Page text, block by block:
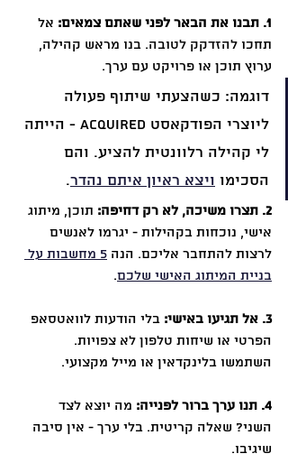
1. תבנו את הבאר לפני שאתם צמאים:
אל
תחכו להזדקק לטובה. בנו מראש קהילה,
ערוץ תוכן או פרויקט עם ערך.
דוגמה: כשהצעתי שיתוף פעולה
ליוצרי הפודקאסט Acquired - הייתה
לי קהילה רלוונטית להציע. והם
הסכימו ויצא ראיון איתם נהדר.
2. תצרו משיכה, לא רק דחיפה:
תוכן, מיתוג
אישי, נוכחות בקהילות - יגרמו לאנשים
לרצות להתחבר אליכם. הנה
5 מחשבות על
בניית המיתוג האישי שלכם.
3. אל תגיעו באישי:
בלי הודעות לוואטסאפ
הפרטי או שיחות טלפון לא צפויות.
השתמשו בלינקדאין או מייל מקצועי.
4. תנו ערך ברור לפנייה:
מה יוצא לצד
השני? שאלה קריטית. בלי ערך - אין סיבה
שיגיבו.